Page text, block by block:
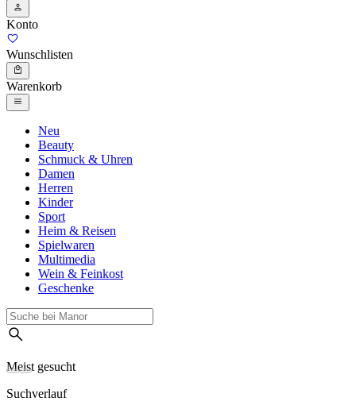
Konto
Wunschlisten
Warenkorb
Neu
Beauty
Schmuck & Uhren
Damen
Herren
Kinder
Sport
Heim & Reisen
Spielwaren
Multimedia
Wein & Feinkost
Geschenke
Meist gesucht
Suchverlauf